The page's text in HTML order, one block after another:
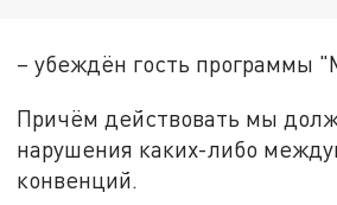
– убеждён гость программы
Причём действовать мы
нарушения каких-либо
конвенций.